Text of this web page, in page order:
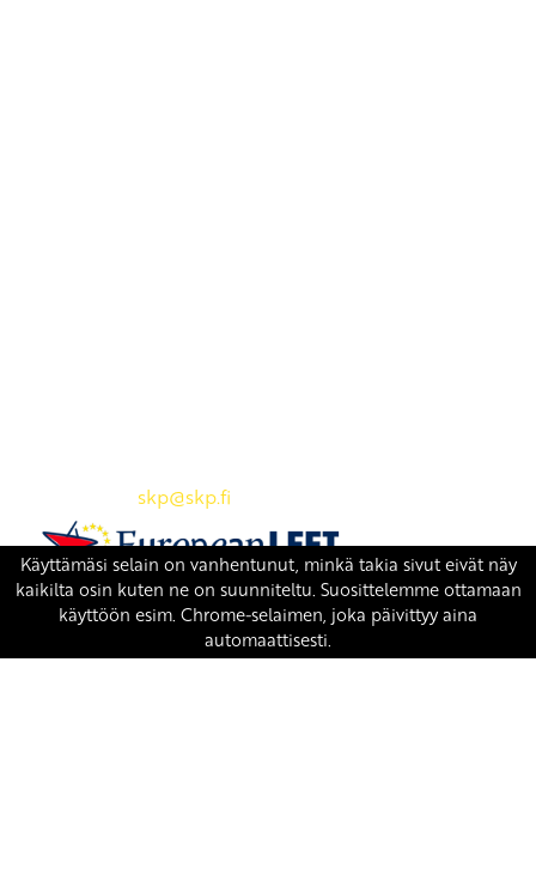
skp@skp.fi
SKP on Euroopan Vasemmistopuolueen jäsen.
european-left.org
european-left.org/manifesto/